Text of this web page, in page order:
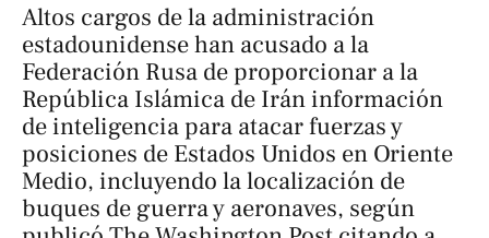
Altos cargos de la administración
estadounidense han acusado a la
Federación Rusa de proporcionar a la
República Islámica de Irán información
de inteligencia para atacar fuerzas y
posiciones de Estados Unidos en Oriente
Medio, incluyendo la localización de
buques de guerra y aeronaves, según